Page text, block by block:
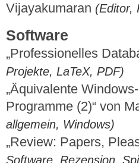
Vijayakumaran (Editor,
Software
„Professionelles
Projekte, LaTeX, PDF)
„Äquivalente
Programme (2)“ von
allgemein, Windows)
„Review: Papers,
Software, Rezension,